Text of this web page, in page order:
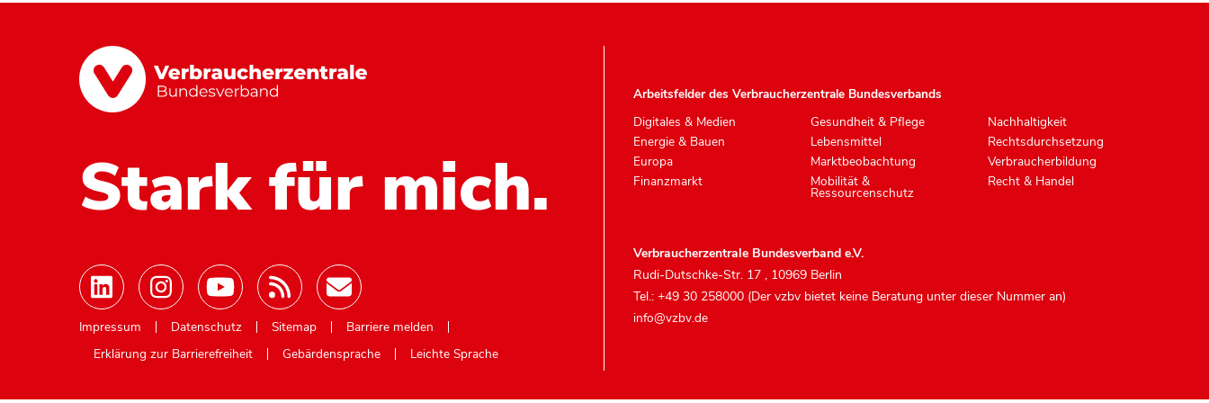
Stark für mich.
Mastodon
Impressum Datenschutz Sitemap
Barriere melden
Erklärung zur Barrierefreiheit
Gebärdensprache Leichte Sprache
Arbeitsfelder des Verbraucherzentrale Bundesverbands
Digitales & Medien
Energie & Bauen
Europa
Finanzmarkt
Gesundheit & Pflege
Lebensmittel
Marktbeobachtung
Mobilität &
Ressourcenschutz
Nachhaltigkeit
Rechtsdurchsetzung
Verbraucherbildung
Recht & Handel
Verbraucherzentrale Bundesverband e.V.
Rudi-Dutschke-Str. 17 , 10969 Berlin
Tel.: +49 30 258000 (Der vzbv bietet keine Beratung unter dieser Nummer an)
info@vzbv.de